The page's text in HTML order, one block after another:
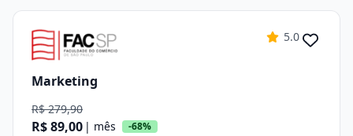
5.0
Marketing
R$ 279,90
R$ 89,00 | mês
-68%